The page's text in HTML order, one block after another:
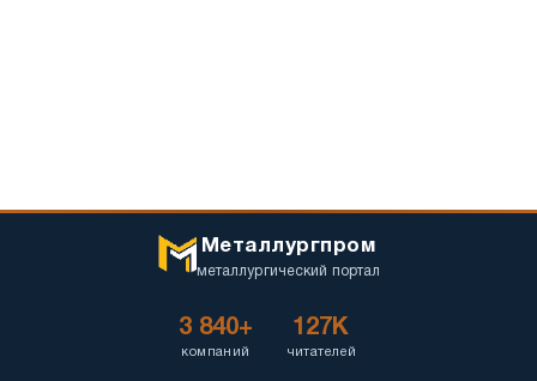
Металлургпром
металлургический портал
3 840+
компаний
127K
читателей